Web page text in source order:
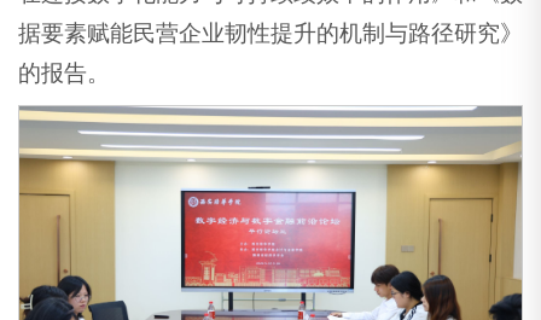
据要素赋能民营企业韧性提升的机制与路径研究》
的报告。